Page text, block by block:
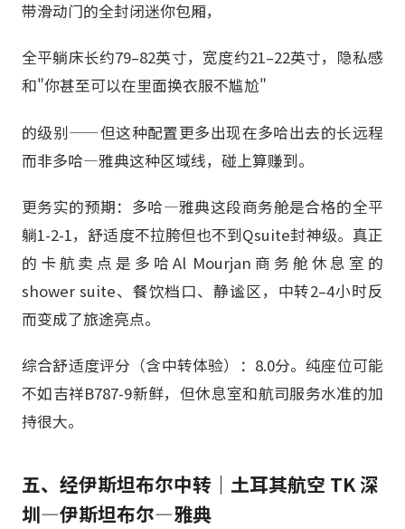
带滑动门的全封闭迷你包厢，
全平躺床长约79–82英寸，宽度约21–22英寸，隐私感
和"你甚至可以在里面换衣服不尴尬"
的级别——但这种配置更多出现在多哈出去的长远程
而非多哈—雅典这种区域线，碰上算赚到。
更务实的预期：多哈—雅典这段商务舱是合格的全平
躺1-2-1，舒适度不拉胯但也不到Qsuite封神级。真正
的卡航卖点是多哈Al Mourjan商务舱休息室的
shower suite、餐饮档口、静谧区，中转2–4小时反
而变成了旅途亮点。
综合舒适度评分（含中转体验）：8.0分。纯座位可能
不如吉祥B787-9新鲜，但休息室和航司服务水准的加
持很大。
五、经伊斯坦布尔中转｜土耳其航空 TK 深
圳—伊斯坦布尔—雅典